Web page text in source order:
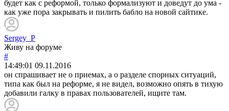
будет как с реформой, только формализуют и доведут до ума -
как уже пора закрывать и пилить бабло на новой сайтике.
Sergey_P
Живу на форуме
#
14:49:01 09.11.2016
он спрашивает не о приемах, а о разделе спорных ситуаций,
типа как был на реформе, я не видел, возможно опять в тихую
добавили галку в правах пользователей, ищите там.